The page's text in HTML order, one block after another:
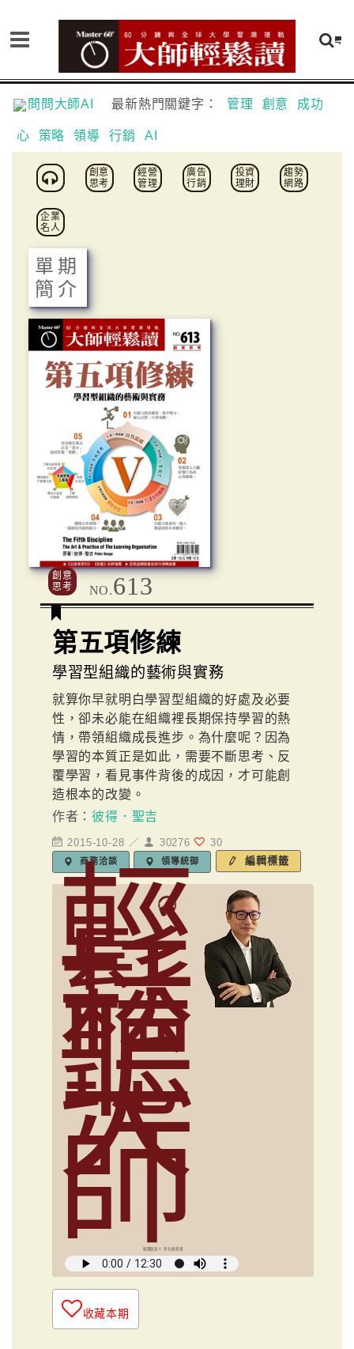
問問大師AI 最新熱門關鍵字： 管理 創意 成功
心 策略 領導 行銷 AI
創意
思考
經營
管理
廣告
行銷
投資
理財
趨勢
網路
企業
名人
單期
簡介
創意
思考
NO.613
第五項修練
學習型組織的藝術與實務
就算你早就明白學習型組織的好處及必要
性，卻未必能在組織裡長期保持學習的熱
情，帶領組織成長進步。為什麼呢？因為
學習的本質正是如此，需要不斷思考、反
覆學習，看見事件背後的成因，才可能創
造根本的改變。
作者：彼得．聖吉
2015-10-28 ／ 30276 30
商務洽談 領導統御 編輯標籤
輕
鬆
聽
大
師
媒體創意人 李文娟導讀
收藏本期